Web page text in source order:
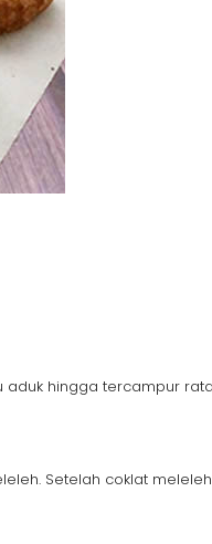
aduk hingga tercampur
Setelah coklat